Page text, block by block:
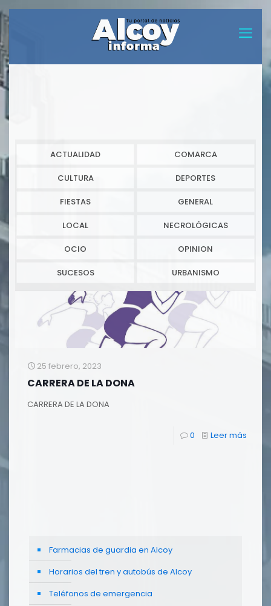
ACTUALIDAD COMARCA
CULTURA DEPORTES
FIESTAS GENERAL
LOCAL NECROLÓGICAS
OCIO OPINION
SUCESOS URBANISMO
25 febrero, 2023
CARRERA DE LA DONA
CARRERA DE LA DONA
0 Leer más
Farmacias de guardia en Alcoy
Horarios del tren y autobús de Alcoy
Teléfonos de emergencia